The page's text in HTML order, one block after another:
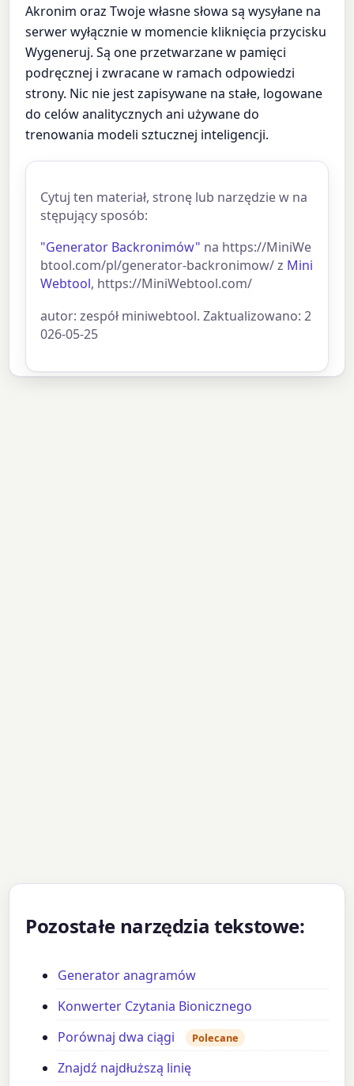
Akronim oraz Twoje własne słowa są wysyłane na
serwer wyłącznie w momencie kliknięcia przycisku
Wygeneruj. Są one przetwarzane w pamięci
podręcznej i zwracane w ramach odpowiedzi
strony. Nic nie jest zapisywane na stałe, logowane
do celów analitycznych ani używane do
trenowania modeli sztucznej inteligencji.
Cytuj ten materiał, stronę lub narzędzie w na
stępujący sposób:
"Generator Backronimów" na https://MiniWe
btool.com/pl/generator-backronimow/ z Mini
Webtool, https://MiniWebtool.com/
autor: zespół miniwebtool. Zaktualizowano: 2
026-05-25
Pozostałe narzędzia tekstowe:
Generator anagramów
Konwerter Czytania Bionicznego
Porównaj dwa ciągi
Polecane
Znajdź najdłuższą linię